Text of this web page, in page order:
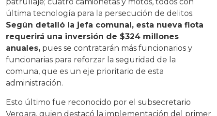
última tecnología para la persecución de delitos.
Según detalló la jefa comunal, esta nueva flota
requerirá una inversión de $324 millones
anuales, pues se contratarán más funcionarios y
funcionarias para reforzar la seguridad de la
comuna, que es un eje prioritario de esta
administración.
Esto último fue reconocido por el subsecretario
Vergara, quien destacó la implementación del primer